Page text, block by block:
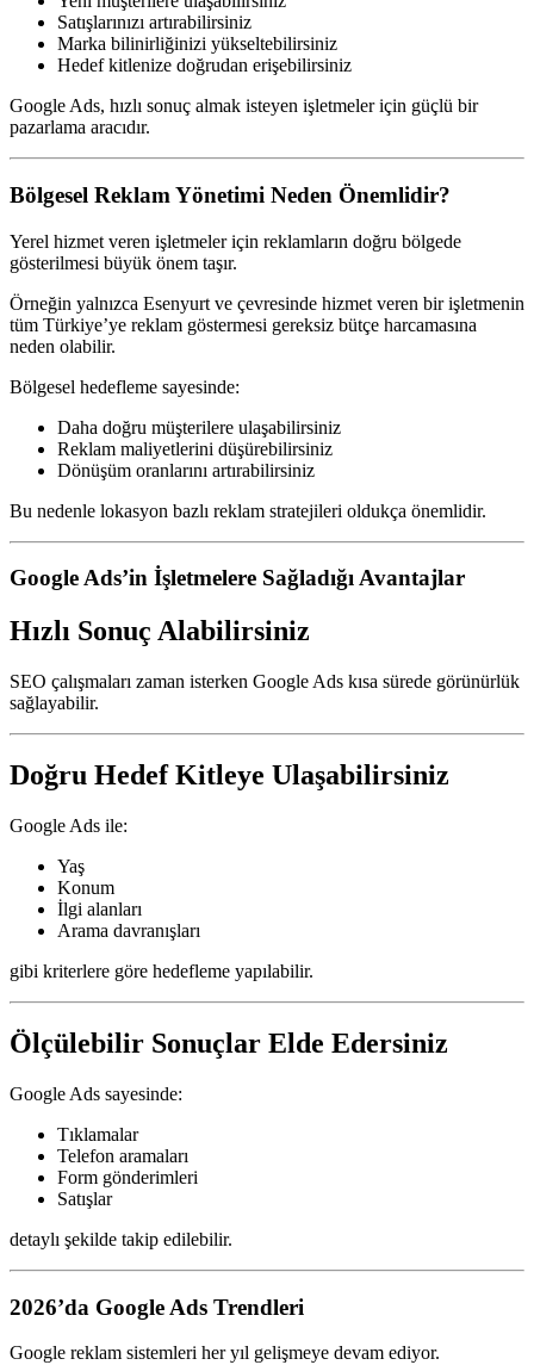
Satışlarınızı artırabilirsiniz
Marka bilinirliğinizi yükseltebilirsiniz
Hedef kitlenize doğrudan erişebilirsiniz
Google Ads, hızlı sonuç almak isteyen işletmeler için güçlü bir
pazarlama aracıdır.
Bölgesel Reklam Yönetimi Neden Önemlidir?
Yerel hizmet veren işletmeler için reklamların doğru bölgede
gösterilmesi büyük önem taşır.
Örneğin yalnızca Esenyurt ve çevresinde hizmet veren bir işletmenin
tüm Türkiye’ye reklam göstermesi gereksiz bütçe harcamasına
neden olabilir.
Bölgesel hedefleme sayesinde:
Daha doğru müşterilere ulaşabilirsiniz
Reklam maliyetlerini düşürebilirsiniz
Dönüşüm oranlarını artırabilirsiniz
Bu nedenle lokasyon bazlı reklam stratejileri oldukça önemlidir.
Google Ads’in İşletmelere Sağladığı Avantajlar
Hızlı Sonuç Alabilirsiniz
SEO çalışmaları zaman isterken Google Ads kısa sürede görünürlük
sağlayabilir.
Doğru Hedef Kitleye Ulaşabilirsiniz
Google Ads ile:
Yaş
Konum
İlgi alanları
Arama davranışları
gibi kriterlere göre hedefleme yapılabilir.
Ölçülebilir Sonuçlar Elde Edersiniz
Google Ads sayesinde:
Tıklamalar
Telefon aramaları
Form gönderimleri
Satışlar
detaylı şekilde takip edilebilir.
2026’da Google Ads Trendleri
Google reklam sistemleri her yıl gelişmeye devam ediyor.